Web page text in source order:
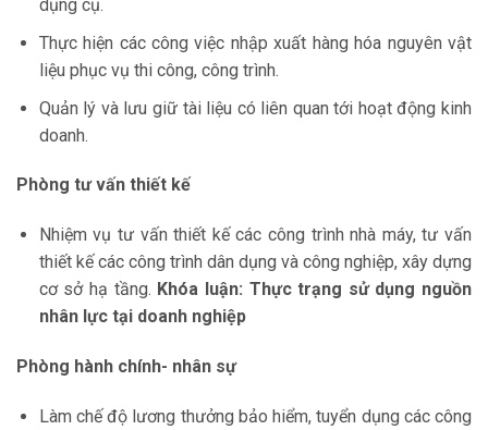
dụng cụ.
Thực hiện các công việc nhập xuất hàng hóa nguyên vật
liệu phục vụ thi công, công trình.
Quản lý và lưu giữ tài liệu có liên quan tới hoạt động kinh
doanh.
Phòng tư vấn thiết kế
Nhiệm vụ tư vấn thiết kế các công trình nhà máy, tư vấn
thiết kế các công trình dân dụng và công nghiệp, xây dựng
cơ sở hạ tầng. Khóa luận: Thực trạng sử dụng nguồn
nhân lực tại doanh nghiệp
Phòng hành chính- nhân sự
Làm chế độ lương thưởng bảo hiểm, tuyển dụng các công